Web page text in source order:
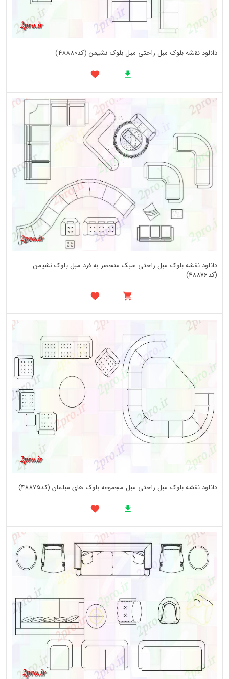
دانلود نقشه بلوک مبل راحتی مبل بلوک نشیمن (کد48880)
دانلود نقشه بلوک مبل راحتی سبک منحصر به فرد مبل بلوک نشیمن
(کد48876)
دانلود نقشه بلوک مبل راحتی مبل مجموعه بلوک های مبلمان (کد48875)